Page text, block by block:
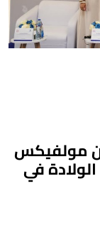
من مولفيكس
في